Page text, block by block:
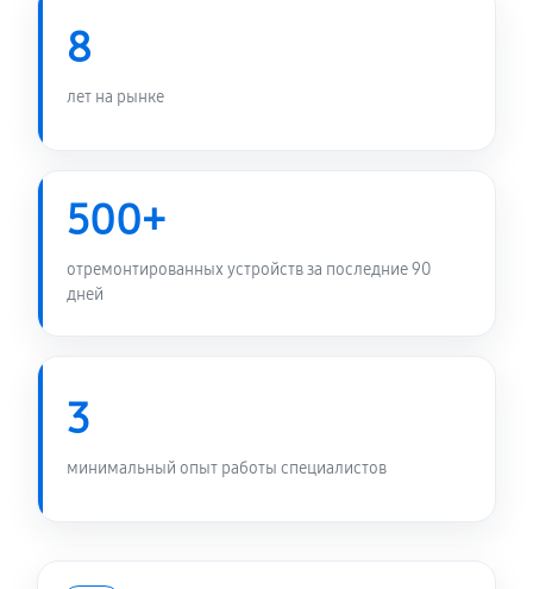
8
лет на рынке
500+
отремонтированных устройств за последние 90
дней
3
минимальный опыт работы специалистов